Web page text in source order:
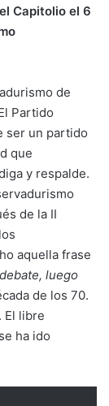
Capitolio el 6
de
Partido
ser un partido
que
y respalde.
de la II
aquella frase
luego
de los 70.
El libre
ha ido